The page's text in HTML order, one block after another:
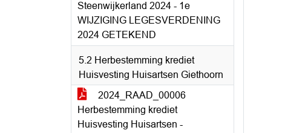
Steenwijkerland 2024 - 1e
WIJZIGING LEGESVERDENING
2024 GETEKEND
5.2 Herbestemming krediet
Huisvesting Huisartsen Giethoorn
2024_RAAD_00006
Herbestemming krediet
Huisvesting Huisartsen -